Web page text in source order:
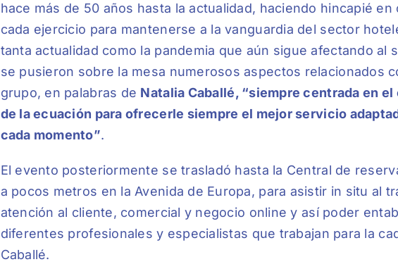
hace más de 50 años hasta la actualidad, haciendo hincapié
cada ejercicio para mantenerse a la vanguardia del sector
tanta actualidad como la pandemia que aún sigue afectando al
se pusieron sobre la mesa numerosos aspectos relacionados
grupo, en palabras de Natalia Caballé, “siempre centrada en
de la ecuación para ofrecerle siempre el mejor servicio
cada momento”.
El evento posteriormente se trasladó hasta la Central de
a pocos metros en la Avenida de Europa, para asistir in situ al
atención al cliente, comercial y negocio online y así poder
diferentes profesionales y especialistas que trabajan para la
Caballé.